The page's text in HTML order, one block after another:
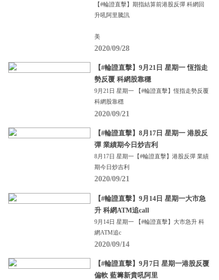
【#輪證直擊】期指結算前港股反彈 科網回
升吼阿里騰訊
美
2020/09/28
【#輪證直擊】9月21日 星期一 恆指走
勢反覆 科網股靠穩
9月21日 星期一 【#輪證直擊】恆指走勢反覆
科網股靠穩
2020/09/21
【#輪證直擊】8月17日 星期一 港股反
彈 業績期今日炒吉利
8月17日 星期一【#輪證直擊】港股反彈 業績
期今日炒吉利
2020/09/21
【#輪證直擊】9月14日 星期一大市急
升 科網ATM追call
9月14日 星期一 【#輪證直擊】大市急升 科
網ATM追c
2020/09/14
【#輪證直擊】9月7日 星期一港股反覆
偏軟 藍籌新貴吼阿里